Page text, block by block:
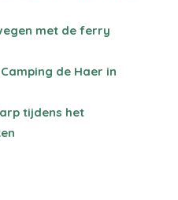
met de ferry
de Haer in
tijdens het